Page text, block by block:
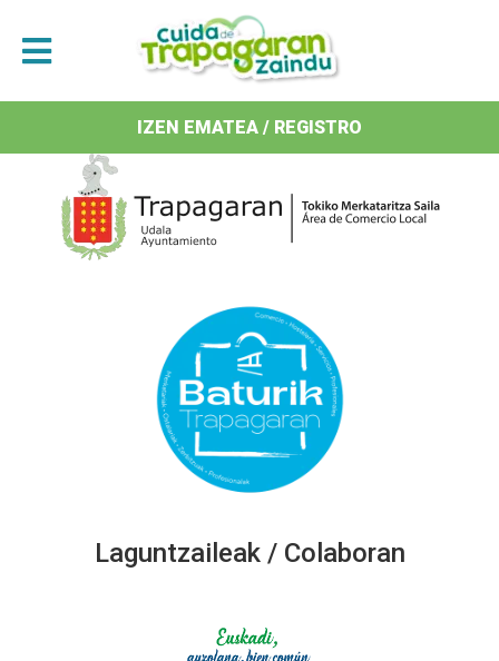
Antolatzaileak / Organizan
Laguntzaileak / Colaboran
IZEN EMATEA / REGISTRO